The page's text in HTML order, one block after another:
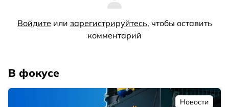
Войдите или зарегистрируйтесь, чтобы оставить
комментарий
В фокусе
Новости